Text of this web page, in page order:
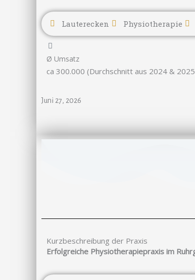
Lauterecken Physiotherapie
Ø Umsatz
ca 300.000 (Durchschnitt aus 2024 &
Juni 27, 2026
Kurzbeschreibung der Praxis
Erfolgreiche Physiotherapiepraxis im